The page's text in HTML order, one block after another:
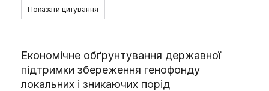
Показати цитування
Економічне обґрунтування державної
підтримки збереження генофонду
локальних і зникаючих порід